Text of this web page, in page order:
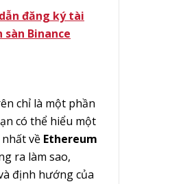
đăng ký tài
Binance
chỉ là một phần
có thể hiểu một
về Ethereum
ra làm sao,
định hướng của